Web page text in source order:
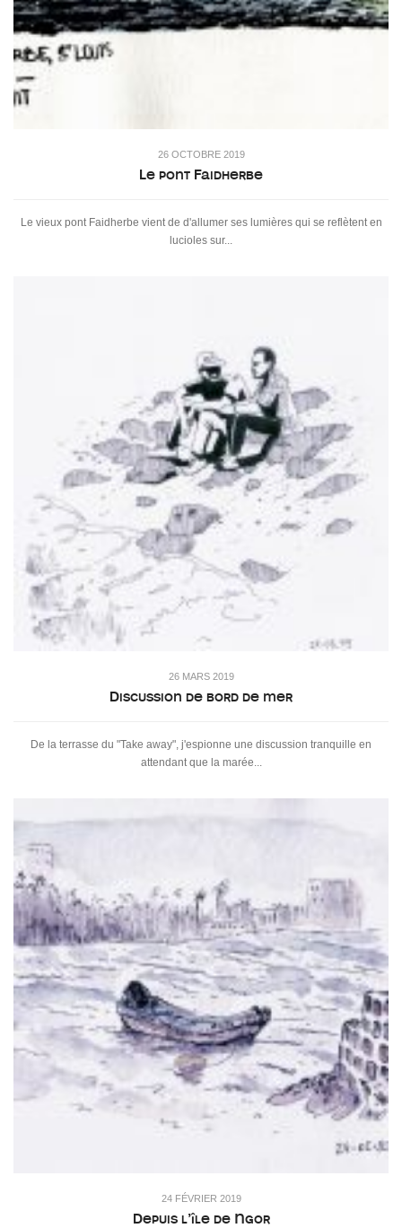
26 OCTOBRE 2019
Le pont Faidherbe
Le vieux pont Faidherbe vient de d'allumer ses lumières qui se reflètent en
lucioles sur...
26 MARS 2019
Discussion de bord de mer
De la terrasse du "Take away", j'espionne une discussion tranquille en
attendant que la marée...
24 FÉVRIER 2019
Depuis l’île de Ngor